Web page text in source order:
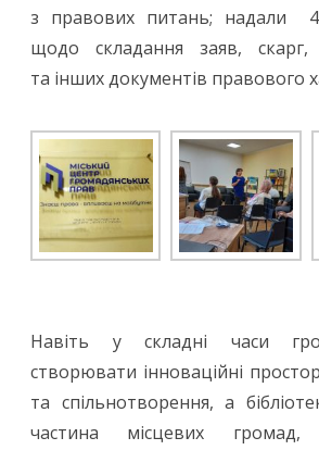
з правових питань; надали
щодо складання заяв, скарг,
та інших документів правового
Навіть у складні часи
створювати інноваційні
та спільнотворення, а
частина місцевих громад,